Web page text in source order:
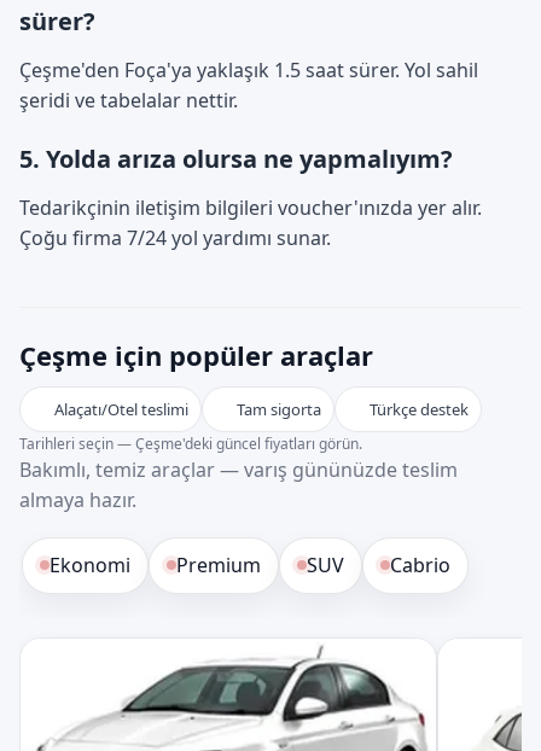
sürer?
Çeşme'den Foça'ya yaklaşık 1.5 saat sürer. Yol sahil
şeridi ve tabelalar nettir.
5. Yolda arıza olursa ne yapmalıyım?
Tedarikçinin iletişim bilgileri voucher'ınızda yer alır.
Çoğu firma 7/24 yol yardımı sunar.
Çeşme için popüler araçlar
Alaçatı/Otel teslimi Tam sigorta Türkçe destek
Tarihleri seçin — Çeşme'deki güncel fiyatları görün.
Bakımlı, temiz araçlar — varış gününüzde teslim
almaya hazır.
Ekonomi Premium SUV Cabrio